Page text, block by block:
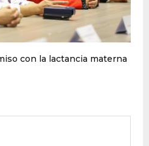
con la lactancia materna